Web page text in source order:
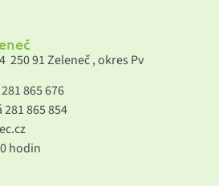
250 91 Zeleneč , okres Pv
865 676
865 854
hodin